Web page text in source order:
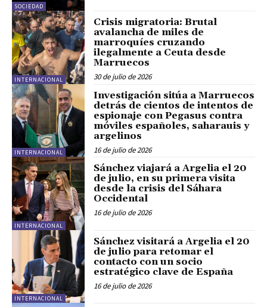
SOCIEDAD
INTERNACIONAL
Crisis migratoria: Brutal
avalancha de miles de
marroquíes cruzando
ilegalmente a Ceuta desde
Marruecos
30 de julio de 2026
INTERNACIONAL
Investigación sitúa a Marruecos
detrás de cientos de intentos de
espionaje con Pegasus contra
móviles españoles, saharauis y
argelinos
16 de julio de 2026
INTERNACIONAL
Sánchez viajará a Argelia el 20
de julio, en su primera visita
desde la crisis del Sáhara
Occidental
16 de julio de 2026
INTERNACIONAL
Sánchez visitará a Argelia el 20
de julio para retomar el
contacto con un socio
estratégico clave de España
16 de julio de 2026